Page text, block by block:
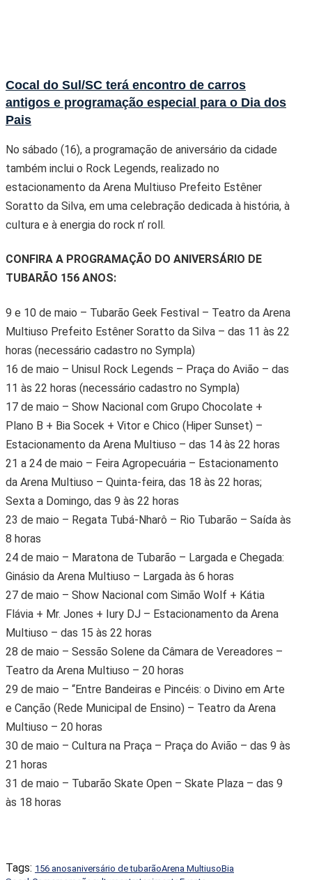
Cocal do Sul/SC terá encontro de carros
antigos e programação especial para o Dia dos
Pais
No sábado (16), a programação de aniversário da cidade
também inclui o Rock Legends, realizado no
estacionamento da Arena Multiuso Prefeito Estêner
Soratto da Silva, em uma celebração dedicada à história, à
cultura e à energia do rock n’ roll.
CONFIRA A PROGRAMAÇÃO DO ANIVERSÁRIO DE
TUBARÃO 156 ANOS:
9 e 10 de maio – Tubarão Geek Festival – Teatro da Arena
Multiuso Prefeito Estêner Soratto da Silva – das 11 às 22
horas (necessário cadastro no Sympla)
16 de maio – Unisul Rock Legends – Praça do Avião – das
11 às 22 horas (necessário cadastro no Sympla)
17 de maio – Show Nacional com Grupo Chocolate +
Plano B + Bia Socek + Vitor e Chico (Hiper Sunset) –
Estacionamento da Arena Multiuso – das 14 às 22 horas
21 a 24 de maio – Feira Agropecuária – Estacionamento
da Arena Multiuso – Quinta-feira, das 18 às 22 horas;
Sexta a Domingo, das 9 às 22 horas
23 de maio – Regata Tubá-Nharô – Rio Tubarão – Saída às
8 horas
24 de maio – Maratona de Tubarão – Largada e Chegada:
Ginásio da Arena Multiuso – Largada às 6 horas
27 de maio – Show Nacional com Simão Wolf + Kátia
Flávia + Mr. Jones + Iury DJ – Estacionamento da Arena
Multiuso – das 15 às 22 horas
28 de maio – Sessão Solene da Câmara de Vereadores –
Teatro da Arena Multiuso – 20 horas
29 de maio – “Entre Bandeiras e Pincéis: o Divino em Arte
e Canção (Rede Municipal de Ensino) – Teatro da Arena
Multiuso – 20 horas
30 de maio – Cultura na Praça – Praça do Avião – das 9 às
21 horas
31 de maio – Tubarão Skate Open – Skate Plaza – das 9
às 18 horas
Tags: 156 anosaniversário de tubarãoArena MultiusoBia